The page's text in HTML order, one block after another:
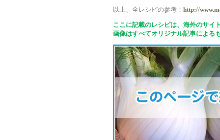
以上、全レシピの参考： http://
ここに記載のレシピは、海外のサイ
画像はすべてオリジナル記事による